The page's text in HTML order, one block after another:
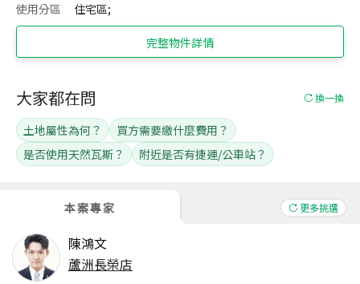
使用分區
住宅區;
完整物件詳情
本案專家 更多挑選
陳鴻文
蘆洲長榮店
大家都在問 換一換
土地屬性為何？
買方需要繳什麼費用？
是否使用天然瓦斯？
附近是否有捷運/公車站？